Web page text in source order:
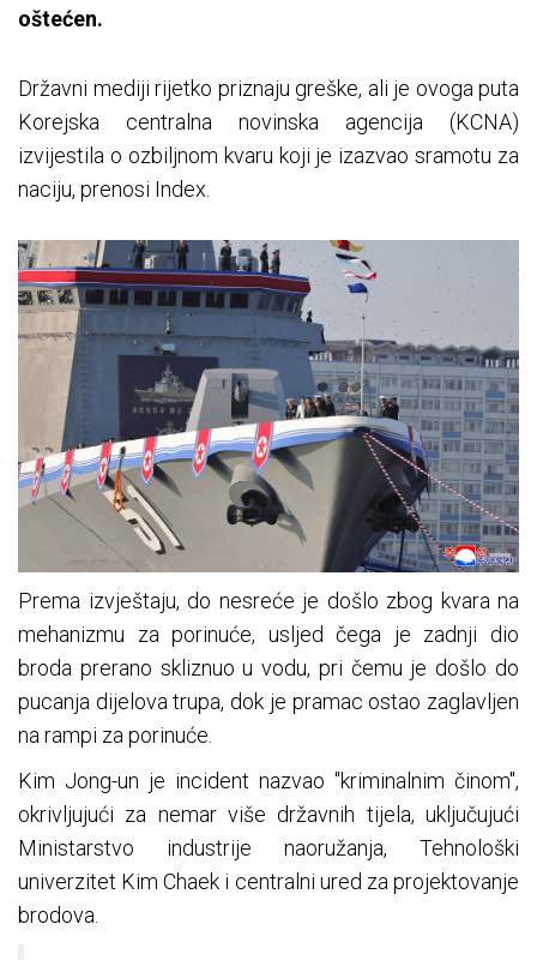
oštećen.
Državni mediji rijetko priznaju greške, ali je ovoga puta
Korejska centralna novinska agencija (KCNA)
izvijestila o ozbiljnom kvaru koji je izazvao sramotu za
naciju, prenosi Index.
Prema izvještaju, do nesreće je došlo zbog kvara na
mehanizmu za porinuće, usljed čega je zadnji dio
broda prerano skliznuo u vodu, pri čemu je došlo do
pucanja dijelova trupa, dok je pramac ostao zaglavljen
na rampi za porinuće.
Kim Jong-un je incident nazvao "kriminalnim činom",
okrivljujući za nemar više državnih tijela, uključujući
Ministarstvo industrije naoružanja, Tehnološki
univerzitet Kim Chaek i centralni ured za projektovanje
brodova.